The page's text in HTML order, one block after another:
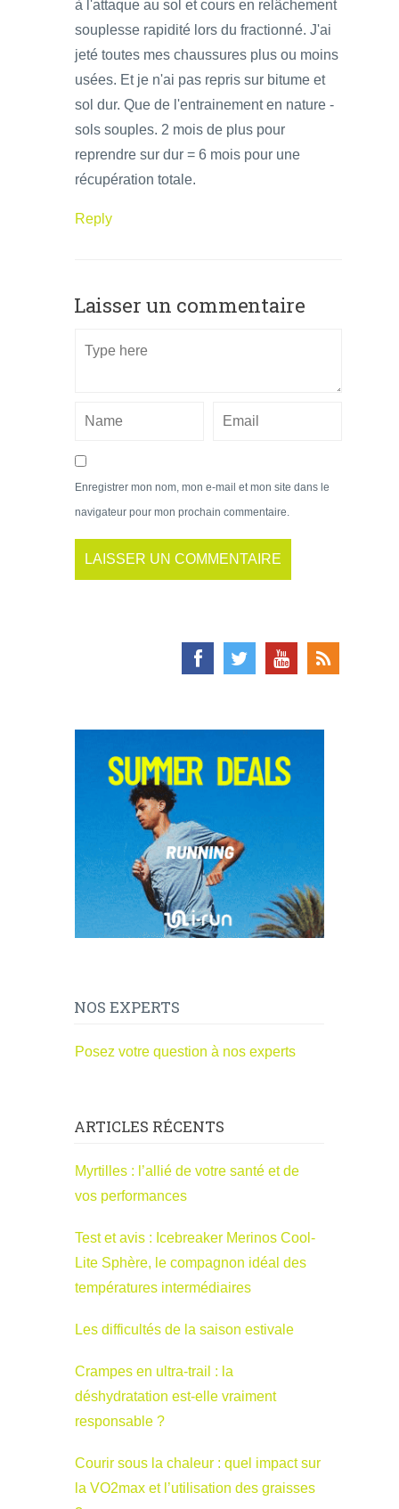
à l'attaque au sol et cours en relâchement
souplesse rapidité lors du fractionné. J'ai
jeté toutes mes chaussures plus ou moins
usées. Et je n'ai pas repris sur bitume et
sol dur. Que de l'entrainement en nature -
sols souples. 2 mois de plus pour
reprendre sur dur = 6 mois pour une
récupération totale.
Reply
Laisser un commentaire
Enregistrer mon nom, mon e-mail et mon site dans le
navigateur pour mon prochain commentaire.
NOS EXPERTS
Posez votre question à nos experts
ARTICLES RÉCENTS
Myrtilles : l’allié de votre santé et de
vos performances
Test et avis : Icebreaker Merinos Cool-
Lite Sphère, le compagnon idéal des
températures intermédiaires
Les difficultés de la saison estivale
Crampes en ultra-trail : la
déshydratation est-elle vraiment
responsable ?
Courir sous la chaleur : quel impact sur
la VO2max et l’utilisation des graisses